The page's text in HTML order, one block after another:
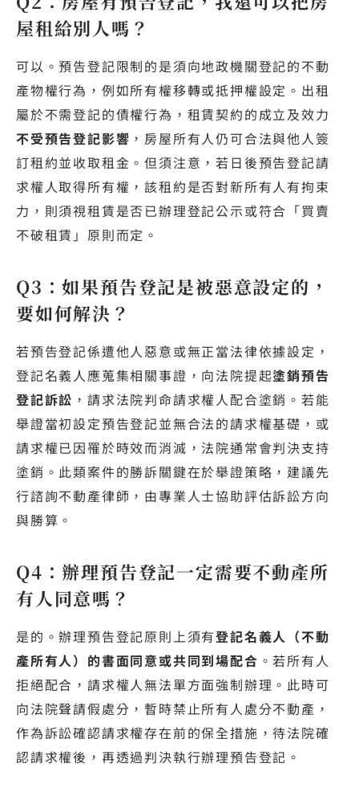
屋租給別人嗎？
可以。預告登記限制的是須向地政機關登記的不動
產物權行為，例如所有權移轉或抵押權設定。出租
屬於不需登記的債權行為，租賃契約的成立及效力
不受預告登記影響 ，房屋所有人仍可合法與他人簽
訂租約並收取租金。但須注意，若日後預告登記請
求權人取得所有權，該租約是否對新所有人有拘束
力，則須視租賃是否已辦理登記公示或符合「買賣
不破租賃」原則而定。
Q3：如果預告登記是被惡意設定的，
要如何解決？
若預告登記係遭他人惡意或無正當法律依據設定，
登記名義人應蒐集相關事證，向法院提起塗銷預告
登記訴訟 ，請求法院判命請求權人配合塗銷。若能
舉證當初設定預告登記並無合法的請求權基礎，或
請求權已因罹於時效而消滅，法院通常會判決支持
塗銷。此類案件的勝訴關鍵在於舉證策略，建議先
行諮詢不動產律師，由專業人士協助評估訴訟方向
與勝算。
Q4：辦理預告登記一定需要不動產所
有人同意嗎？
是的。辦理預告登記原則上須有登記名義人（不動
產所有人）的書面同意或共同到場配合 。若所有人
拒絕配合，請求權人無法單方面強制辦理。此時可
向法院聲請假處分，暫時禁止所有人處分不動產，
作為訴訟確認請求權存在前的保全措施，待法院確
認請求權後，再透過判決執行辦理預告登記。